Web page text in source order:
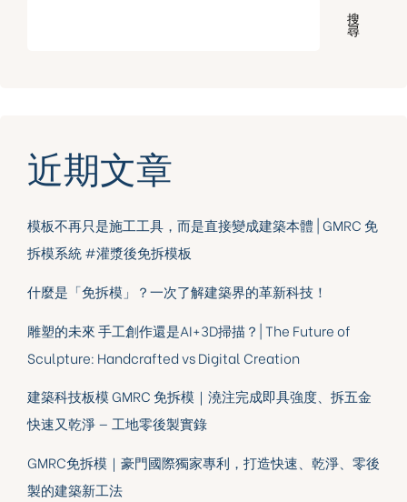
搜
尋
近期文章
模板不再只是施工工具，而是直接變成建築本體 | GMRC 免
拆模系統 #灌漿後免拆模板
什麼是「免拆模」？一次了解建築界的革新科技！
雕塑的未來 手工創作還是AI+3D掃描？| The Future of
Sculpture: Handcrafted vs Digital Creation
建築科技板模 GMRC 免拆模｜澆注完成即具強度、拆五金
快速又乾淨 — 工地零後製實錄
GMRC免拆模｜豪門國際獨家專利，打造快速、乾淨、零後
製的建築新工法